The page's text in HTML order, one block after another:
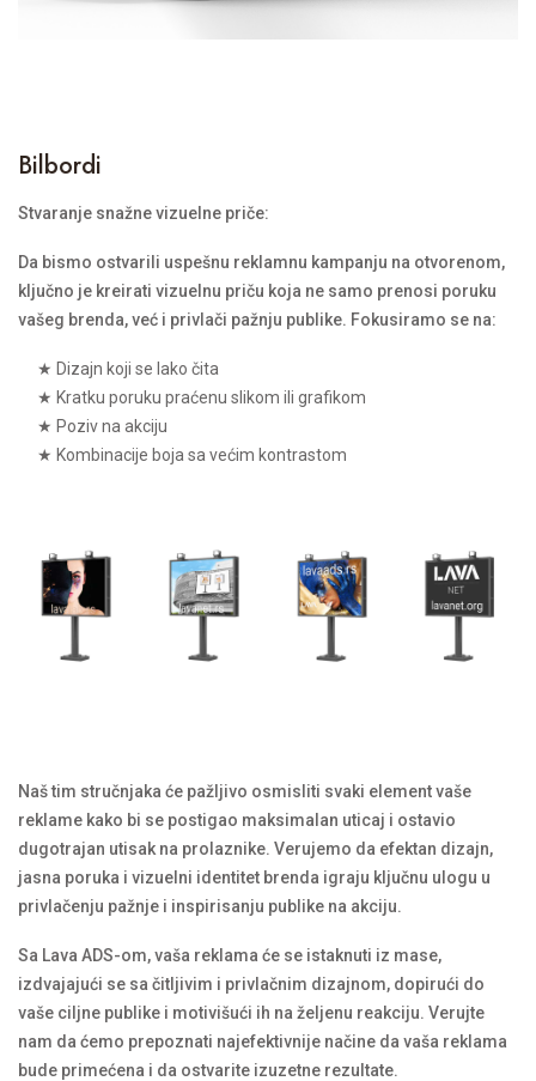
Bilbordi
Stvaranje snažne vizuelne priče:
Da bismo ostvarili uspešnu reklamnu kampanju na otvorenom,
ključno je kreirati vizuelnu priču koja ne samo prenosi poruku
vašeg brenda, već i privlači pažnju publike. Fokusiramo se na:
★ Dizajn koji se lako čita
★ Kratku poruku praćenu slikom ili grafikom
★ Poziv na akciju
★ Kombinacije boja sa većim kontrastom
Naš tim stručnjaka će pažljivo osmisliti svaki element vaše
reklame kako bi se postigao maksimalan uticaj i ostavio
dugotrajan utisak na prolaznike. Verujemo da efektan dizajn,
jasna poruka i vizuelni identitet brenda igraju ključnu ulogu u
privlačenju pažnje i inspirisanju publike na akciju.
Sa Lava ADS-om, vaša reklama će se istaknuti iz mase,
izdvajajući se sa čitljivim i privlačnim dizajnom, dopirući do
vaše ciljne publike i motivišući ih na željenu reakciju. Verujte
nam da ćemo prepoznati najefektivnije načine da vaša reklama
bude primećena i da ostvarite izuzetne rezultate.